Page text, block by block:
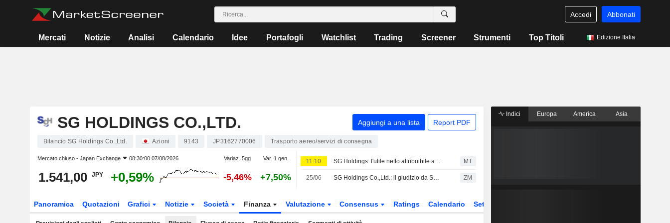
Accedi Abbonati
Mercati Notizie Analisi Calendario Idee Portafogli Watchlist Trading Screener Strumenti Top Titoli Edizione Italia
SG HOLDINGS CO.,LTD. Aggiungi a una lista Report PDF
Bilancio SG Holdings Co.,Ltd. Azioni 9143 JP3162770006 Trasporto aereo/servizi di consegna
Mercato chiuso - Japan Exchange 08:30:00 07/08/2026 Variaz. 5gg Var. 1 gen.
1.541,00 JPY +0,59% -5,46% +7,50%
11:10 SG Holdings: l'utile netto attribuibile aumenta del 21% nel primo trimestre fiscale MT
25/06 SG Holdings Co.,Ltd.: il giudizio da SBI Securities è ora al rialzo ZM
Panoramica Quotazioni Grafici Notizie Società Finanza Valutazione Consensus Ratings Calendario Settore
Indici Europa America Asia